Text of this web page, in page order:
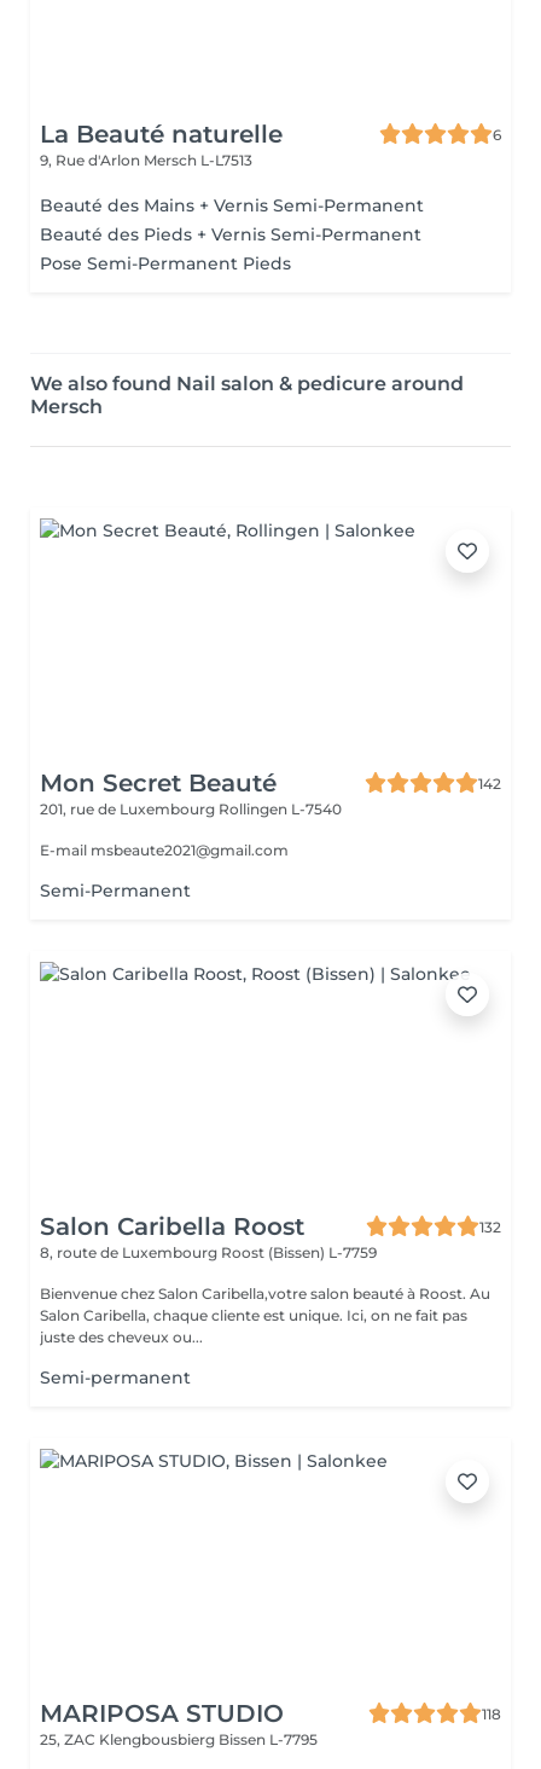
La Beauté naturelle
6
9, Rue d'Arlon Mersch L-L7513
Beauté des Mains + Vernis Semi-Permanent
Beauté des Pieds + Vernis Semi-Permanent
Pose Semi-Permanent Pieds
We also found Nail salon & pedicure around
Mersch
Mon Secret Beauté
142
201, rue de Luxembourg Rollingen L-7540
E-mail msbeaute2021@gmail.com
Semi-Permanent
Salon Caribella Roost
132
8, route de Luxembourg Roost (Bissen) L-7759
Bienvenue chez Salon Caribella,votre salon beauté à Roost. Au
Salon Caribella, chaque cliente est unique. Ici, on ne fait pas
juste des cheveux ou...
Semi-permanent
MARIPOSA STUDIO
118
25, ZAC Klengbousbierg Bissen L-7795